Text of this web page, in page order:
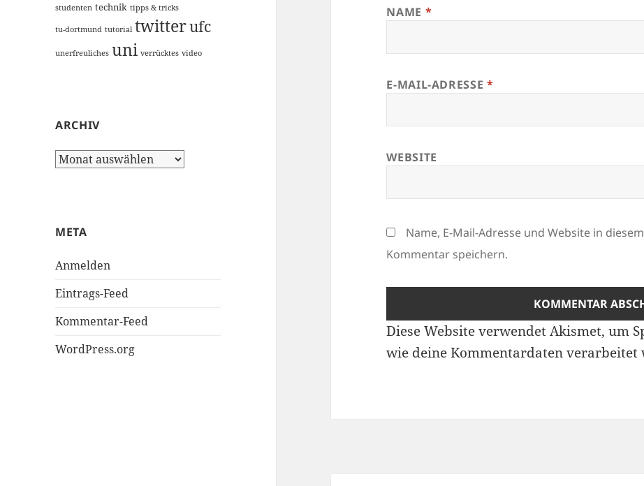
studenten technik tipps & tricks
tu-dortmund tutorial twitterufc
unerfreuliches uni verrücktes video
ARCHIV
Archiv
META
Anmelden
Eintrags-Feed
Kommentar-Feed
WordPress.org
NAME *
E-MAIL-ADRESSE *
WEBSITE
Name, E-Mail-Adresse und Website in
Kommentar speichern.
Diese Website verwendet Akismet, um
wie deine Kommentardaten verarbeitet